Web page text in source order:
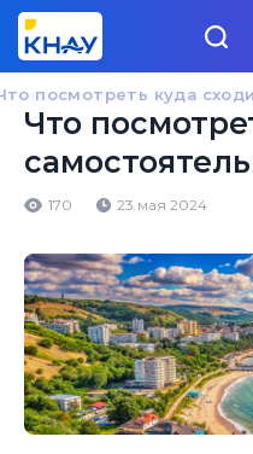
посмотреть куда
Что
170 23 мая 2024